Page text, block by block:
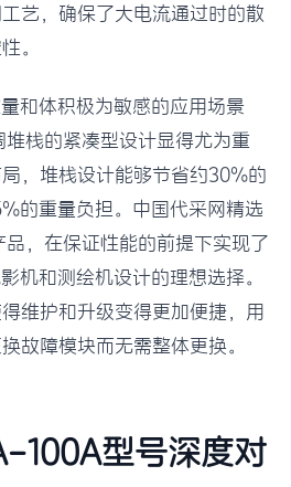
艺，确保了大电流通过时的散
。
和体积极为敏感的应用场景
栈的紧凑型设计显得尤为重
，堆栈设计能够节省约30%的
的重量负担。中国代采网精选
，在保证性能的前提下实现了
机和测绘机设计的理想选择。
维护和升级变得更加便捷，用
故障模块而无需整体更换。
100A型号深度对